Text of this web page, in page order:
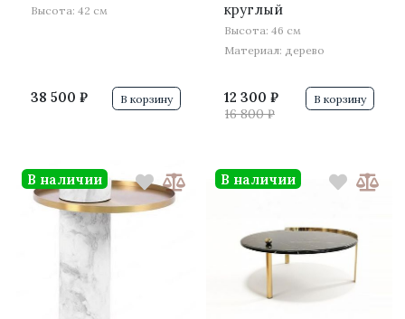
Высота: 42 см
38 500 ₽ В корзину
круглый
Высота: 46 см
Материал: дерево
12 300 ₽
16 800 ₽
В корзину
В наличии В наличии